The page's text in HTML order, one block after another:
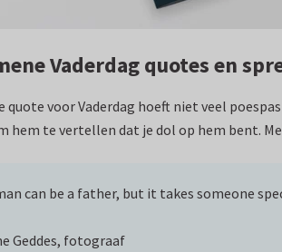
Vaderdag quotes en
quote voor Vaderdag hoeft niet veel
hem te vertellen dat je dol op hem bent.
can be a father, but it takes someone
Geddes, fotograaf